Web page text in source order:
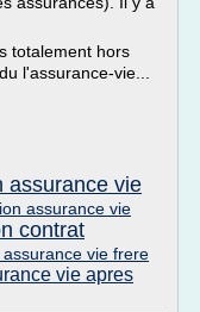
totalement hors
l'assurance-vie...
assurance vie
assurance vie
contrat
vie frere
vie apres